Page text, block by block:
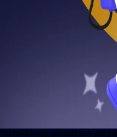
MicroStrategy, perusahaan yang